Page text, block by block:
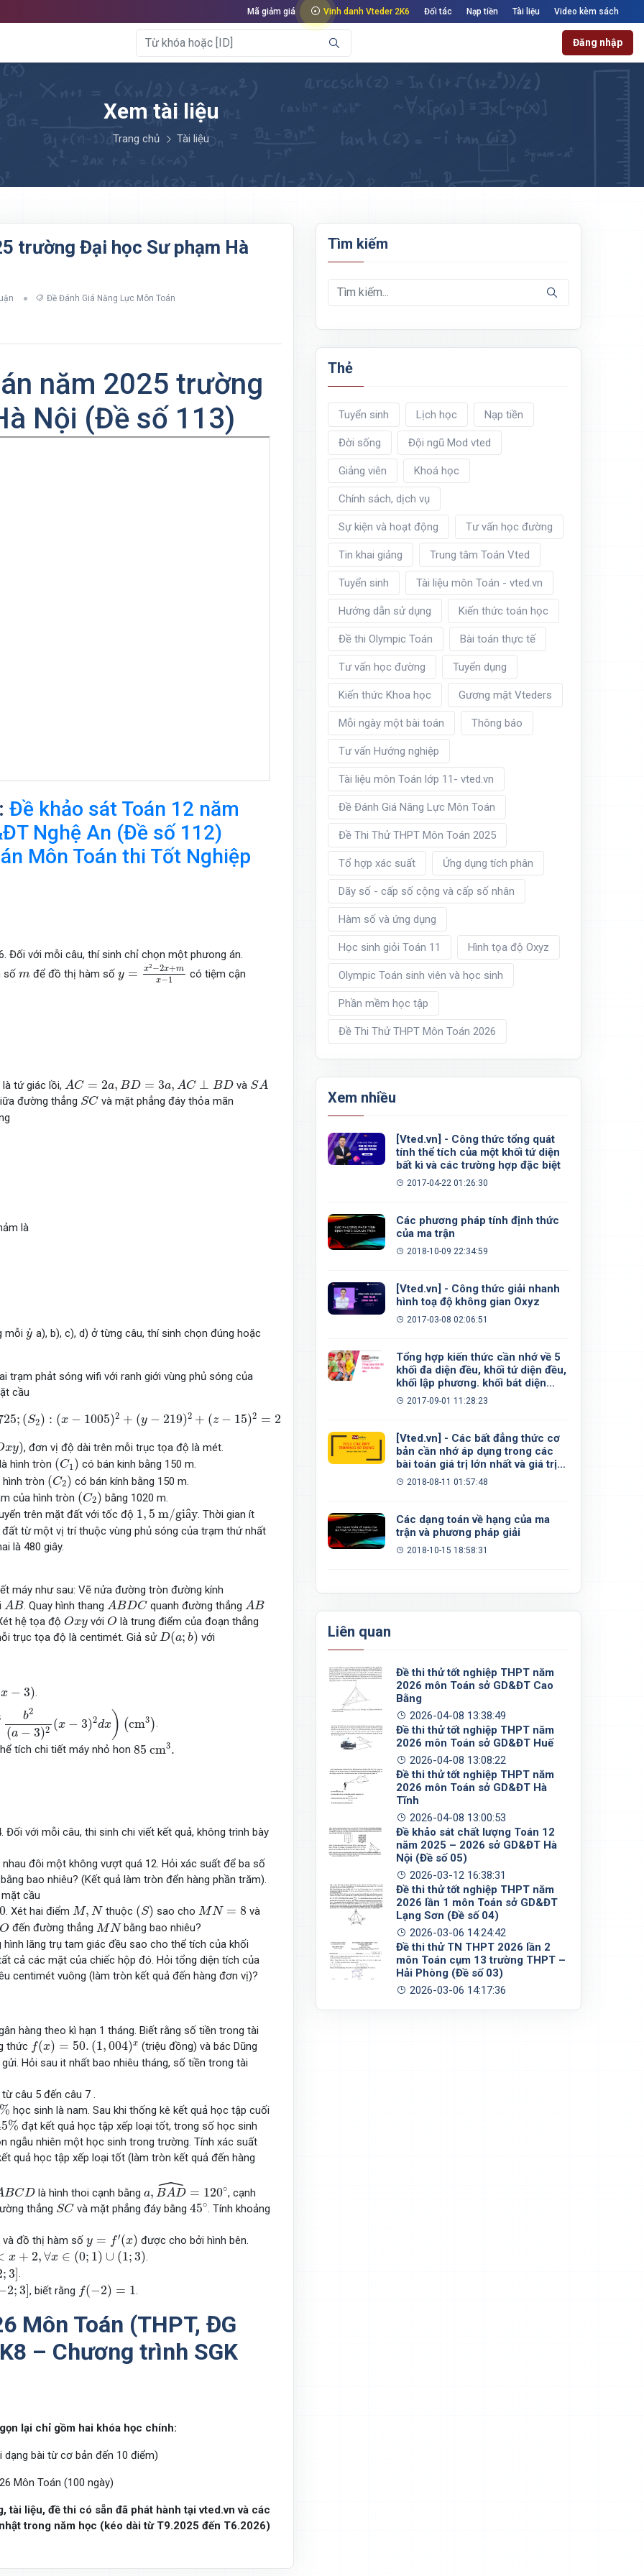
Mã giảm giá Vinh danh Vteder 2K6 Đối tác Nạp tiền Tài liệu Video kèm sách
Đăng nhập
Xem tài liệu
Trang chủ Tài liệu
trường Đại học Sư phạm Hà
Đề Đánh Giá Năng Lực Môn Toán
năm 2025 trường
Nội (Đề số 113)
Đề khảo sát Toán 12 năm
Nghệ An (Đề số 112)
Môn Toán thi Tốt Nghiệp
Đối với mỗi câu, thí sinh chỉ chọn một phưong án.
số m
mđể đồ thị hàm số y = x2 −2x+m
x−1
y =x2−2x+mx−1
có tiệm cận
là tứ giác lồi, AC = 2a, BD = 3a, AC ⊥ BD
AC= ,B =3a, ⊥ D và SA
SA
đường thẳng SC
SC và mặt phẳng đáy thỏa mãn
là
mỗi ˙
y
y˙ a), b), c), d) ở từng câu, thí sinh chọn đúng hoặc
trạm phảt sóng wifi với ranh giới vùng phủ sóng của
cầu
; (S2) : (x − 1005)2 + (y − 219)2 + (z − 15)2 = 22725.
−1005 ) +( 219)2+( 15 =22725.
xy)
xy) , đơn vị độ dài trên mỗi trục tọa độ là mét.
hình tròn (C1)
(C1 ) có bán kinh bằng 150 m.
tròn (C2)
(C2 ) có bán kính bằng 150 m.
của hình tròn (C2)
(C2 ) bằng 1020 m.
trên mặt đất với tốc độ 1, 5 m/giây
1,5 m/ g ây
. Thời gian ít
từ một vị trí thuộc vùng phủ sóng của trạm thứ nhất
là 480 giây.
máy như sau: Vẽ nửa đường tròn đường kính
AB
AB . Quay hình thang ABDC
ABDC quanh đường thẳng AB
AB
hệ tọa độ Oxy
Ox với O
O là trung điểm của đoạn thẳng
trục tọa độ là centimét. Giả sửD(a; b)
D(a ) với
x − 3).
b2
(a − 3)2 (x − 3)2dx) (cm3 )
)2 3
.
tích chi tiết máy nhỏ hon 85 cm3.
85 m3
với mỗi câu, thi sinh chi viết kết quả, không trình bày
đôi một không vượt quá 12. Hỏi xác suất để ba số
bao nhiêu? (Kết quả làm tròn đển hàng phần trăm).
cầu
0. Xét hai điểm M, N
M,N thuộc (S)
(S) sao choMN = 8
MN= và
O
O đến đường thẳng MN
MN bằng bao nhiêu?
lăng trụ tam giác đều sao cho thể tích của khối
cả các mặt của chiếc hộp đó. Hỏi tổng diện tích của
centimét vuông (làm tròn kết quả đến hàng đơn vị)?
hàng theo kì hạn 1 tháng. Biết rằng số tiền trong tài
thức f(x) = 50. (1,004)x
f(x = .(1,004)x
(triệu đồng) và bác Dũng
Hỏi sau it nhất bao nhiêu tháng, số tiền trong tài
câu 5 đến câu 7 .
%
% học sinh là nam. Sau khi thống kê kết quả học tập cuối
%
% đạt kết quả học tập xếp loại tốt, trong số học sinh
ngẫu nhiên một học sinh trong trường. Tính xác suất
quả học tập xếp loại tốt (làm tròn kết quả đến hàng
BCD
A BCD là hình thoi cạnh bằnga, ˆ
BAD = 120∘
BAD^=
, cạnh
thẳng SC
SCvà mặt phẳng đáy bằng 45∘
45∘. Tính khoảng
và đồ thị hàm sốy = f′(x)
x)
được cho bởi hình bên.
x + 2,∀x ∈ (0; 1) ∪ (1;3)
+ ∀x ∈ ( 0 )∪(1;3)
.
;3].
2;3]
2;3] , biết rằng f(−2) = 1
f(− 2)= .
Môn Toán (THPT, ĐG
– Chương trình SGK
lại chỉ gồm hai khóa học chính:
dạng bài từ cơ bản đến 10 điểm)
Môn Toán (100 ngày)
tài liệu, đề thi có sẵn đã phát hành tại vted.vn và các
trong năm học (kéo dài từ T9.2025 đến T6.2026)
Tìm kiếm
Thẻ
Tuyển sinh Lịch học Nạp tiền
Đời sống Đội ngũ Mod vted
Giảng viên Khoá học
Chính sách, dịch vụ
Sự kiện và hoạt động Tư vấn học đường
Tin khai giảng Trung tâm Toán Vted
Tuyển sinh Tài liệu môn Toán - vted.vn
Hướng dẫn sử dụng Kiến thức toán học
Đề thi Olympic Toán Bài toán thực tế
Tư vấn học đường Tuyển dụng
Kiến thức Khoa học Gương mặt Vteders
Mỗi ngày một bài toán Thông báo
Tư vấn Hướng nghiệp
Tài liệu môn Toán lớp 11- vted.vn
Đề Đánh Giá Năng Lực Môn Toán
Đề Thi Thử THPT Môn Toán 2025
Tổ hợp xác suất Ứng dụng tích phân
Dãy số - cấp số cộng và cấp số nhân
Hàm số và ứng dụng
Học sinh giỏi Toán 11 Hình tọa độ Oxyz
Olympic Toán sinh viên và học sinh
Phần mềm học tập
Đề Thi Thử THPT Môn Toán 2026
Xem nhiều
[Vted.vn] - Công thức tổng quát
tính thể tích của một khối tứ diện
bất kì và các trường hợp đặc biệt
2017-04-22 01:26:30
Các phương pháp tính định thức
của ma trận
2018-10-09 22:34:59
[Vted.vn] - Công thức giải nhanh
hình toạ độ không gian Oxyz
2017-03-08 02:06:51
Tổng hợp kiến thức cần nhớ về 5
khối đa diện đều, khối tứ diện đều,
khối lập phương. khối bát diện
đều, khối 12 mặt đều, khối 20 mặt
2017-09-01 11:28:23
[Vted.vn] - Các bất đẳng thức cơ
bản cần nhớ áp dụng trong các
bài toán giá trị lớn nhất và giá trị
nhỏ nhất
2018-08-11 01:57:48
Các dạng toán về hạng của ma
trận và phương pháp giải
2018-10-15 18:58:31
Liên quan
Đề thi thử tốt nghiệp THPT năm
2026 môn Toán sở GD&ĐT Cao
Bằng
2026-04-08 13:38:49
Đề thi thử tốt nghiệp THPT năm
2026 môn Toán sở GD&ĐT Huế
2026-04-08 13:08:22
Đề thi thử tốt nghiệp THPT năm
2026 môn Toán sở GD&ĐT Hà
Tĩnh
2026-04-08 13:00:53
Đề khảo sát chất lượng Toán 12
năm 2025 – 2026 sở GD&ĐT Hà
Nội (Đề số 05)
2026-03-12 16:38:31
Đề thi thử tốt nghiệp THPT năm
2026 lần 1 môn Toán sở GD&ĐT
Lạng Sơn (Đề số 04)
2026-03-06 14:24:42
Đề thi thử TN THPT 2026 lần 2
môn Toán cụm 13 trường THPT –
Hải Phòng (Đề số 03)
2026-03-06 14:17:36